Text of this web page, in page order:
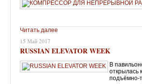
Читать далее
15 Май 2017
RUSSIAN ELEVATOR WEEK
В
открылась
подъёмно-